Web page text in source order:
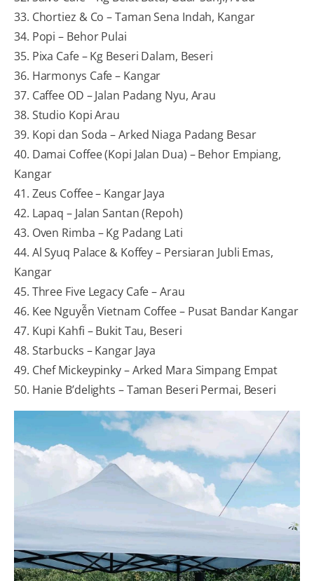
33. Chortiez & Co – Taman Sena Indah, Kangar
34. Popi – Behor Pulai
35. Pixa Cafe – Kg Beseri Dalam, Beseri
36. Harmonys Cafe – Kangar
37. Caffee OD – Jalan Padang Nyu, Arau
38. Studio Kopi Arau
39. Kopi dan Soda – Arked Niaga Padang Besar
40. Damai Coffee (Kopi Jalan Dua) – Behor Empiang,
Kangar
41. Zeus Coffee – Kangar Jaya
42. Lapaq – Jalan Santan (Repoh)
43. Oven Rimba – Kg Padang Lati
44. Al Syuq Palace & Koffey – Persiaran Jubli Emas,
Kangar
45. Three Five Legacy Cafe – Arau
46. Kee Nguyễn Vietnam Coffee – Pusat Bandar Kangar
47. Kupi Kahfi – Bukit Tau, Beseri
48. Starbucks – Kangar Jaya
49. Chef Mickeypinky – Arked Mara Simpang Empat
50. Hanie B’delights – Taman Beseri Permai, Beseri